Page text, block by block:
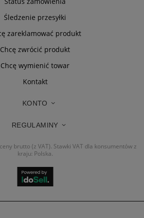
Śledzenie przesyłki
zareklamować produkt
Chcę zwrócić produkt
Chcę wymienić towar
Kontakt
KONTO
REGULAMINY
brutto (z VAT). Stawki VAT dla konsumentów z
kraju: Polska.